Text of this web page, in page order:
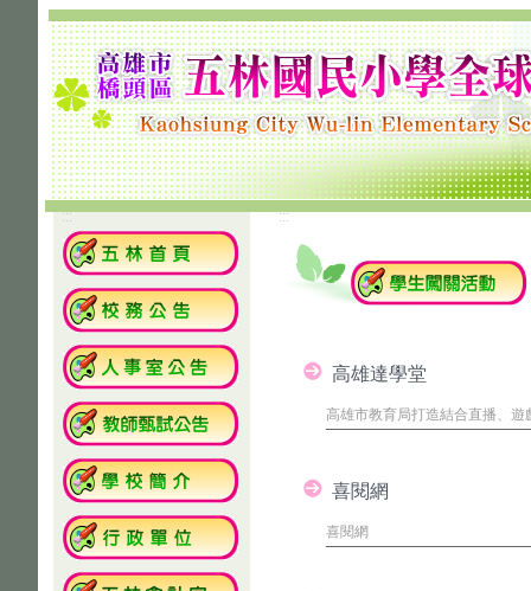
::: :::
高雄達學堂
高雄市教育局打造結合直播、
喜閱網
喜閱網